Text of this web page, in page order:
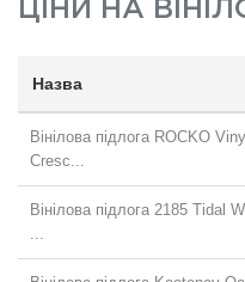
ЦІНИ НА
Назва
Вінілова підлога ROCKO
Cresc...
Вінілова підлога 2185 Tidal
...